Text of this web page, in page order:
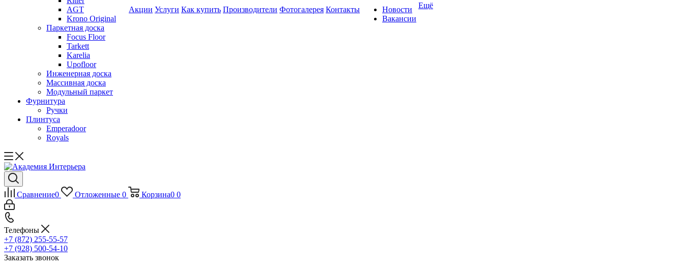
AGT
Krono Original
Паркетная доска
Focus Floor
Tarkett
Karelia
Upofloor
Инженерная доска
Массивная доска
Модульный паркет
Фурнитура
Ручки
Плинтуса
Emperadoor
Royals
Акции Услуги Как купить Производители Фотогалерея Контакты
Новости
Вакансии
Ещё
Сравнение0 Отложенные 0 Корзина0 0
Телефоны
+7 (872) 255-55-57
+7 (928) 500-54-10
Заказать звонок